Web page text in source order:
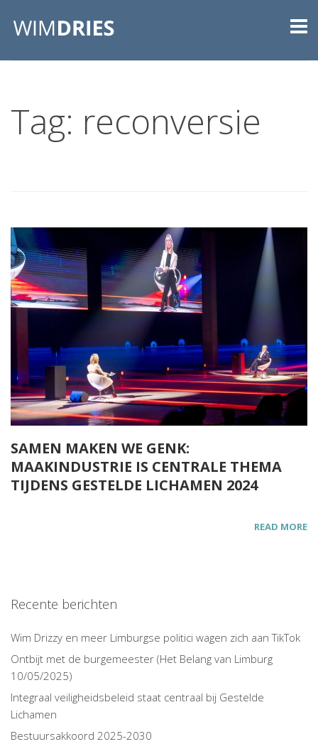
Tag: reconversie
SAMEN MAKEN WE GENK:
MAAKINDUSTRIE IS CENTRALE THEMA
TIJDENS GESTELDE LICHAMEN 2024
READ MORE
Recente berichten
Wim Drizzy en meer Limburgse politici wagen zich aan TikTok
Ontbijt met de burgemeester (Het Belang van Limburg
10/05/2025)
Integraal veiligheidsbeleid staat centraal bij Gestelde
Lichamen
Bestuursakkoord 2025-2030